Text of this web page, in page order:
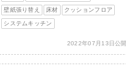
壁紙張り替え 床材 クッションフロア
システムキッチン
2022年07月13日公開